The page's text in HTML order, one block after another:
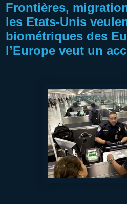
Frontières,
les Etats-Unis
biométriques des
l’Europe veut un